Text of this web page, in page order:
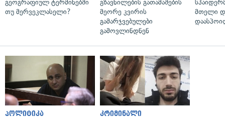
გეოგრაფიულ ტერმინებში
თუ მერვეკლასელი?
გზავნილების გათამაშების
მეორე კვირის
გამარჯვებულები
გამოვლინდნენ
მთელი
პოლიტიკა კრიმინალი